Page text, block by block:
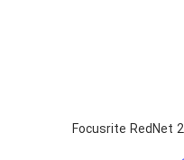
Focusrite RedNet 2